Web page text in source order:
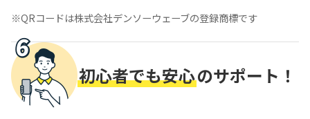
QRコードは株式会社デンソーウェーブの登録商標です
初心者でも安心のサポート！